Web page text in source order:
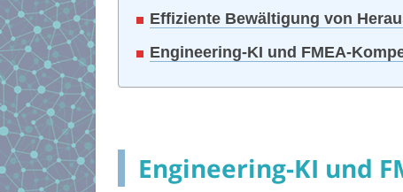
Effiziente Bewältigung von
Engineering-KI und FMEA-
Engineering-KI und